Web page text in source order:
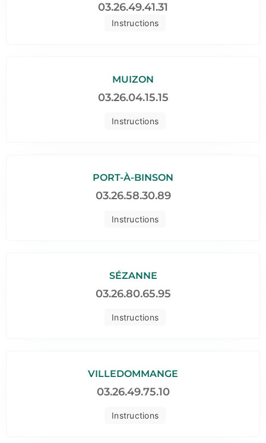
Instructions
03.26.49.41.31
Instructions
MUIZON
03.26.04.15.15
Instructions
PORT-À-BINSON
03.26.58.30.89
Instructions
SÉZANNE
03.26.80.65.95
Instructions
VILLEDOMMANGE
03.26.49.75.10